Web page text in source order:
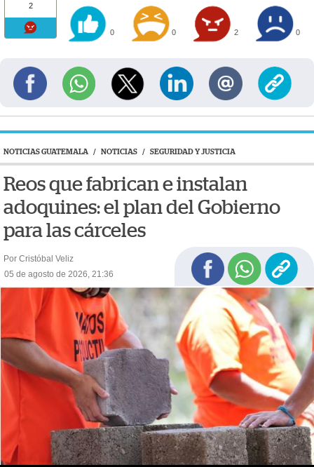
2
0 0 2 0
NOTICIAS GUATEMALA / NOTICIAS / SEGURIDAD Y JUSTICIA
Reos que fabrican e instalan
adoquines: el plan del Gobierno
para las cárceles
Por Cristóbal Veliz
05 de agosto de 2026, 21:36